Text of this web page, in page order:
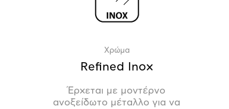
Χρώμα
Refined Inox
Έρχεται με μοντέρνο
ανοξείδωτο μέταλλο για να